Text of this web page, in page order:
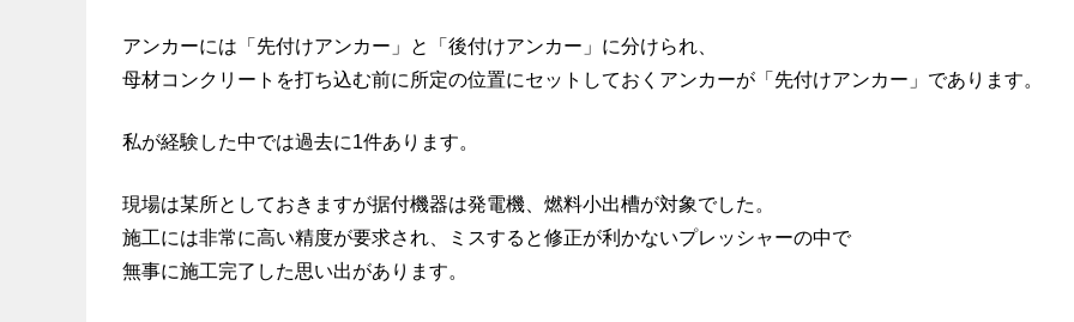
アンカーには「先付けアンカー」と「後付けアンカー」に分けられ、
母材コンクリートを打ち込む前に所定の位置にセットしておくアンカーが「先付けアンカー」であります。
私が経験した中では過去に1件あります。
現場は某所としておきますが据付機器は発電機、燃料小出槽が対象でした。
施工には非常に高い精度が要求され、ミスすると修正が利かないプレッシャーの中で
無事に施工完了した思い出があります。